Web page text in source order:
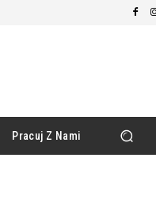
Pracuj Z Nami